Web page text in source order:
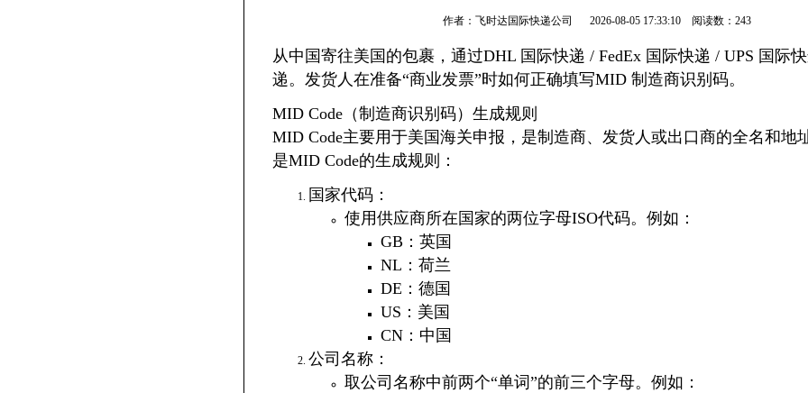
作者：飞时达国际快递公司 2026-08-05 17:33:10 阅读数：243
从中国寄往美国的包裹，通过DHL 国际快递 / FedEx 国际快递 / UPS 国际
递。发货人在准备“商业发票”时如何正确填写MID 制造商识别码。
MID Code（制造商识别码）生成规则
MID Code主要用于美国海关申报，是制造商、发货人或出口商的全名和地
是MID Code的生成规则：
国家代码：
使用供应商所在国家的两位字母ISO代码。例如：
GB：英国
NL：荷兰
DE：德国
US：美国
CN：中国
公司名称：
取公司名称中前两个“单词”的前三个字母。例如：